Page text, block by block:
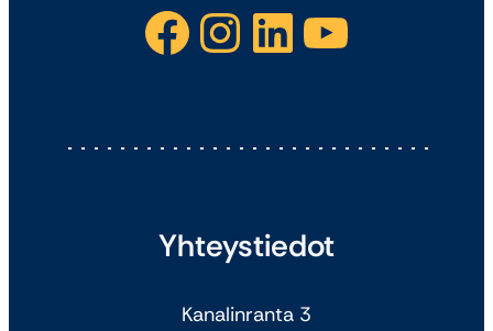
Facebook Instagram LinkedIn YouTube
Yhteystiedot
Kanalinranta 3